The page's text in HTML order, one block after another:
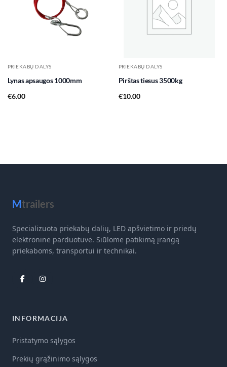
PRIEKABŲ DALYS
Lynas apsaugos 1000mm
€6.00
PRIEKABŲ DALYS
Pirštas tiesus 3500kg
€10.00
Mtrailers
Specializuota priekabų dalių, LED apšvietimo ir priedų
elektroninė parduotuvė. Siūlome patikimą įrangą
priekaboms, transportui ir technikai.
INFORMACIJA
Pristatymo sąlygos
Prekių grąžinimo sąlygos